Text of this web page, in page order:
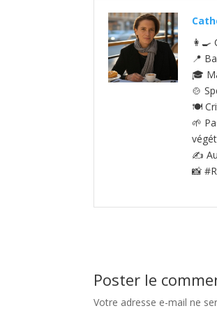
📍
🎓
🍲
🍽️
🌱
✍️
📸
Poster le
Votre adresse e-mail ne